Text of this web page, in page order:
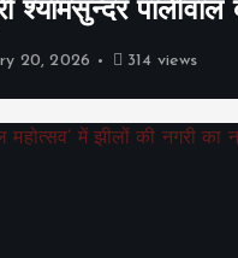
श्यामसुन्दर
20, 2026 314 views